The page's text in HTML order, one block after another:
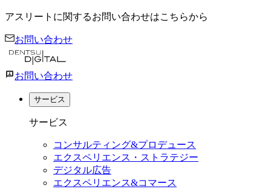
アスリートに関するお問い合わせはこちらから
お問い合わせ
お問い合わせ
サービス
サービス
コンサルティング&プロデュース
エクスペリエンス・ストラテジー
デジタル広告
エクスペリエンス&コマース